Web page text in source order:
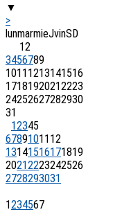
▼
>
lunmarmieJvinS D
12
3456789
1011 1213141516
17181920212223
24252627282930
31
12345
67891011 12
13141516171819
20212223242526
2728293031
1234567